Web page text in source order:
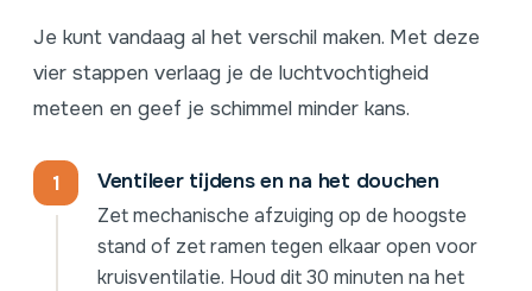
Je kunt vandaag al het verschil maken. Met deze
vier stappen verlaag je de luchtvochtigheid
meteen en geef je schimmel minder kans.
Ventileer tijdens en na het douchen
Zet mechanische afzuiging op de hoogste
stand of zet ramen tegen elkaar open voor
kruisventilatie. Houd dit 30 minuten na het